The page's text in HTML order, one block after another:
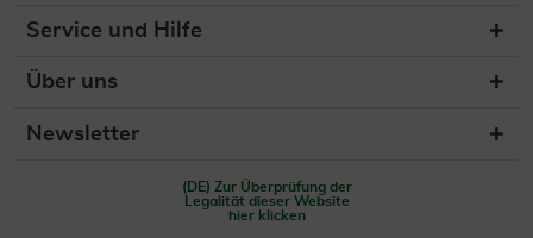
Service und Hilfe
Über uns
Newsletter
(DE) Zur Überprüfung der
Legalität dieser Website
hier klicken